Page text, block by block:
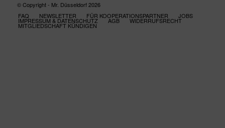
© Copyright - Mr. Düsseldorf 2026
FAQ
NEWSLETTER FÜR KOOPERATIONSPARTNER JOBS
IMPRESSUM & DATENSCHUTZ AGB WIDERRUFSRECHT
MITGLIEDSCHAFT KÜNDIGEN